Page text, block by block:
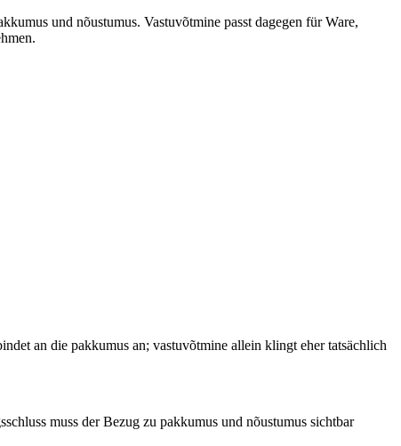
und nõustumus. Vastuvõtmine passt dagegen für Ware,
an die pakkumus an; vastuvõtmine allein klingt eher tatsächlich
muss der Bezug zu pakkumus und nõustumus sichtbar